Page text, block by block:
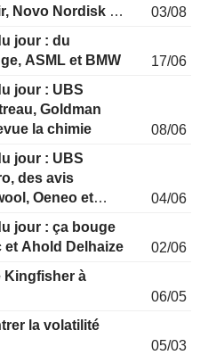
Novo Nordisk et
03/08
jour : du
ASML et BMW
17/06
jour : UBS
Goldman
la chimie
08/06
jour : UBS
des avis
Oeneo et
04/06
jour : ça bouge
Ahold Delhaize
02/06
Kingfisher à
06/05
la volatilité
05/03